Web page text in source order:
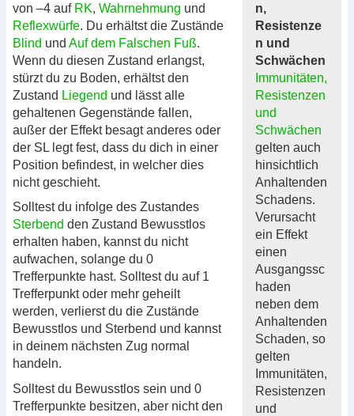
n,
Resistenze
n und
Schwächen
Immunitäten,
Resistenzen
und
Schwächen
gelten auch
hinsichtlich
Anhaltenden
Schadens.
Verursacht
ein Effekt
einen
Ausgangssc
haden
neben dem
Anhaltenden
Schaden, so
gelten
Immunitäten,
Resistenzen
und
von –4 auf RK, Wahrnehmung und
Reflexwürfe. Du erhältst die Zustände
Blind und Auf dem Falschen Fuß.
Wenn du diesen Zustand erlangst,
stürzt du zu Boden, erhältst den
Zustand Liegend und lässt alle
gehaltenen Gegenstände fallen,
außer der Effekt besagt anderes oder
der SL legt fest, dass du dich in einer
Position befindest, in welcher dies
nicht geschieht.
Solltest du infolge des Zustandes
Sterbend den Zustand Bewusstlos
erhalten haben, kannst du nicht
aufwachen, solange du 0
Trefferpunkte hast. Solltest du auf 1
Trefferpunkt oder mehr geheilt
werden, verlierst du die Zustände
Bewusstlos und Sterbend und kannst
in deinem nächsten Zug normal
handeln.
Solltest du Bewusstlos sein und 0
Trefferpunkte besitzen, aber nicht den